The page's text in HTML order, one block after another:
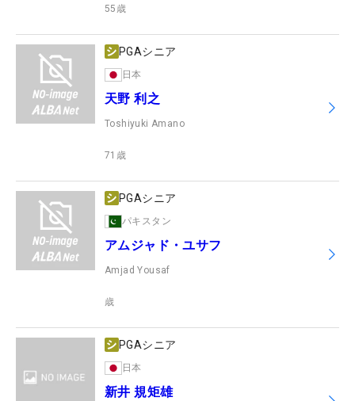
55 歳
PGAシニア
日本
天野 利之
Toshiyuki Amano
71 歳
PGAシニア
パキスタン
アムジャド・ユサフ
Amjad Yousaf
歳
PGAシニア
日本
新井 規矩雄